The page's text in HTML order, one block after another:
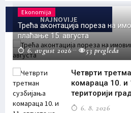
NAJNOVIJE
Ekonomija
Трећа аконтација пореза на
плаћање 15. августа
6. avgust 2026
53 pregleda
Четврти
комараца 10. и
територији
6. 8. 2026